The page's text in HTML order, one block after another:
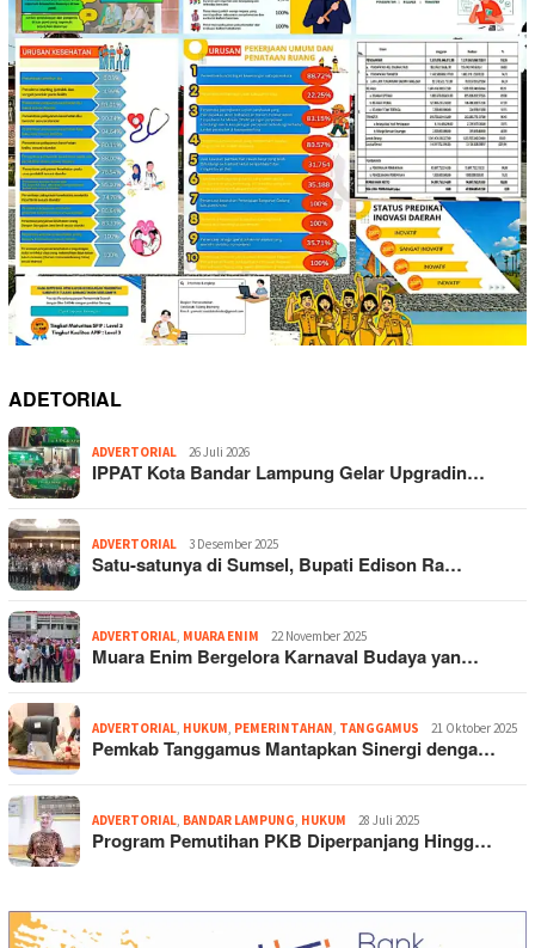
ADETORIAL
ADVERTORIAL 26 Juli 2026
IPPAT Kota Bandar Lampung Gelar Upgradin…
ADVERTORIAL 3 Desember 2025
Satu-satunya di Sumsel, Bupati Edison Ra…
ADVERTORIAL MUARA ENIM 22 November 2025
Muara Enim Bergelora Karnaval Budaya yan…
ADVERTORIAL HUKUM PEMERINTAHAN TANGGAMUS 21 Oktober 2025
Pemkab Tanggamus Mantapkan Sinergi denga…
ADVERTORIAL BANDAR LAMPUNG HUKUM 28 Juli 2025
Program Pemutihan PKB Diperpanjang Hingg…